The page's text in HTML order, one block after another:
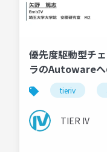
優先度駆動型チ
ラのAutoware
tieriv
TIER IV